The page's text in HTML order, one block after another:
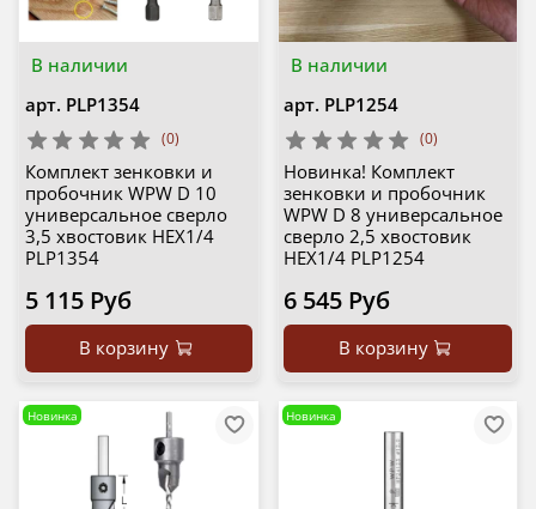
В наличии
арт. PLP1354
(0)
Комплект зенковки и
пробочник WPW D 10
универсальное сверло
3,5 хвостовик HEX1/4
PLP1354
5 115 Руб
В корзину
В наличии
арт. PLP1254
(0)
Новинка! Комплект
зенковки и пробочник
WPW D 8 универсальное
сверло 2,5 хвостовик
HEX1/4 PLP1254
6 545 Руб
В корзину
Новинка Новинка